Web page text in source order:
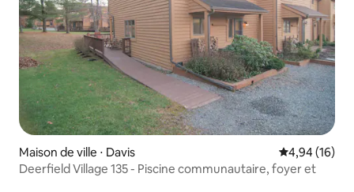
Maison de ville ⋅ Davis Évaluation
4,94 (16)
Deerfield Village 135 - Piscine communautaire, foyer et